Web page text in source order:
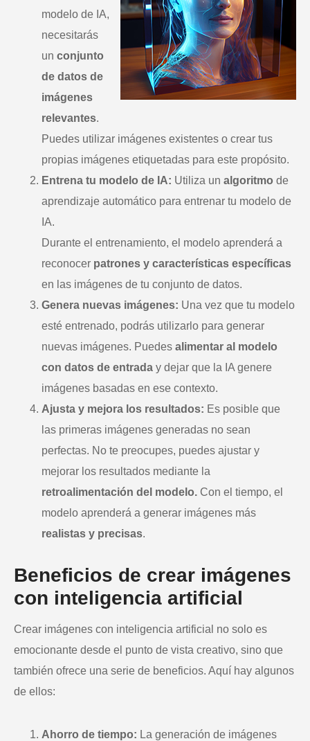
modelo de IA,
necesitarás
un conjunto
de datos de
imágenes
relevantes.
Puedes utilizar imágenes existentes o crear tus
propias imágenes etiquetadas para este propósito.
Entrena tu modelo de IA: Utiliza un algoritmo de
aprendizaje automático para entrenar tu modelo de
IA.
Durante el entrenamiento, el modelo aprenderá a
reconocer patrones y características específicas
en las imágenes de tu conjunto de datos.
Genera nuevas imágenes: Una vez que tu modelo
esté entrenado, podrás utilizarlo para generar
nuevas imágenes. Puedes alimentar al modelo
con datos de entrada y dejar que la IA genere
imágenes basadas en ese contexto.
Ajusta y mejora los resultados: Es posible que
las primeras imágenes generadas no sean
perfectas. No te preocupes, puedes ajustar y
mejorar los resultados mediante la
retroalimentación del modelo. Con el tiempo, el
modelo aprenderá a generar imágenes más
realistas y precisas.
Beneficios de crear imágenes
con inteligencia artificial
Crear imágenes con inteligencia artificial no solo es
emocionante desde el punto de vista creativo, sino que
también ofrece una serie de beneficios. Aquí hay algunos
de ellos:
Ahorro de tiempo: La generación de imágenes